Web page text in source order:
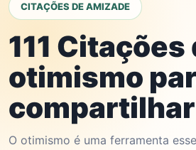
CITAÇÕES DE AMIZADE
111 Citações
otimismo
compartilhar
O otimismo é uma ferramenta